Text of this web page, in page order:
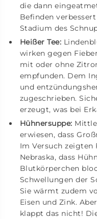
die dann
Befinden
Stadium des
Heißer Tee:
wirken gegen
mit oder ohne
empfunden. Dem
und
zugeschrieben.
erzeugt, was bei
Hühnersuppe:
erwiesen, dass
Im Versuch
Nebraska, dass
Blutkörperchen
Schwellungen der
Sie wärmt zudem
Eisen und Zink.
klappt das nicht!